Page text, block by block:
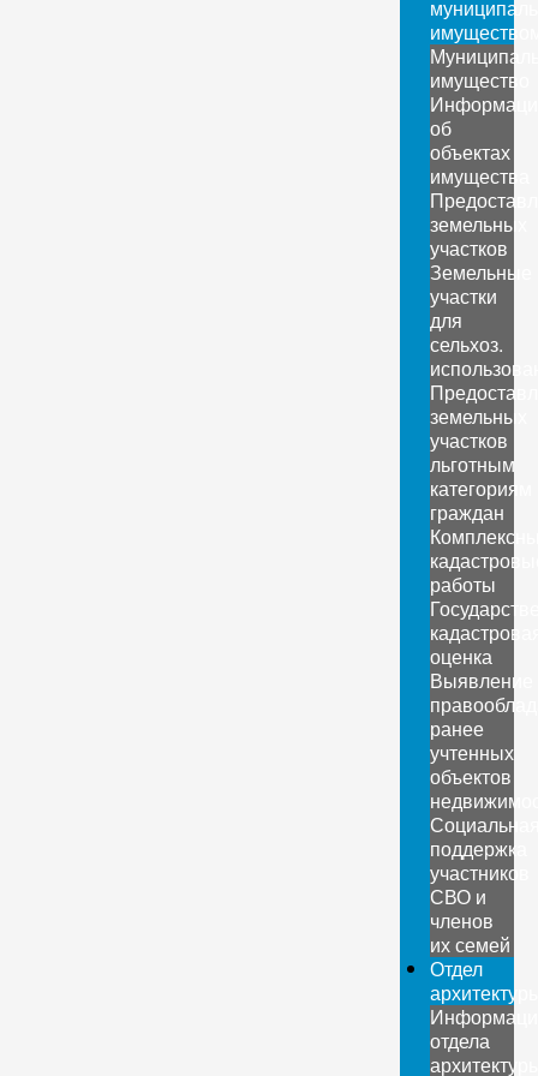
имущество
об
объектах
имущества
земельных
участков
Земельные
участки
для
сельхоз.
земельных
участков
льготным
категориям
граждан
работы
оценка
Выявление
ранее
учтенных
объектов
поддержка
участников
СВО и
членов
их семей
Отдел
отдела